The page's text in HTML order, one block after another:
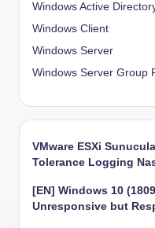
Windows Active
Windows Client
Windows Server
Windows Server Group
VMware ESXi
Tolerance Logging
[EN] Windows 10
Unresponsive but